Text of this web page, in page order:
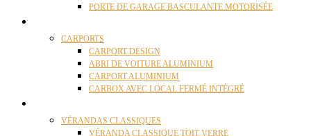
PORTE DE GARAGE BASCULANTE MOTORISÉE
CARPORTS
CARPORT DESIGN
ABRI DE VOITURE ALUMINIUM
CARPORT ALUMINIUM
CARBOX AVEC LOCAL FERMÉ INTÉGRÉ
VÉRANDAS CLASSIQUES
VÉRANDA CLASSIQUE TOIT VERRE